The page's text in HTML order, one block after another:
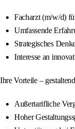
Facharzt (m/w/d)
Umfassende
Strategisches
Interesse an
Ihre Vorteile –
Außertarifliche
Hoher